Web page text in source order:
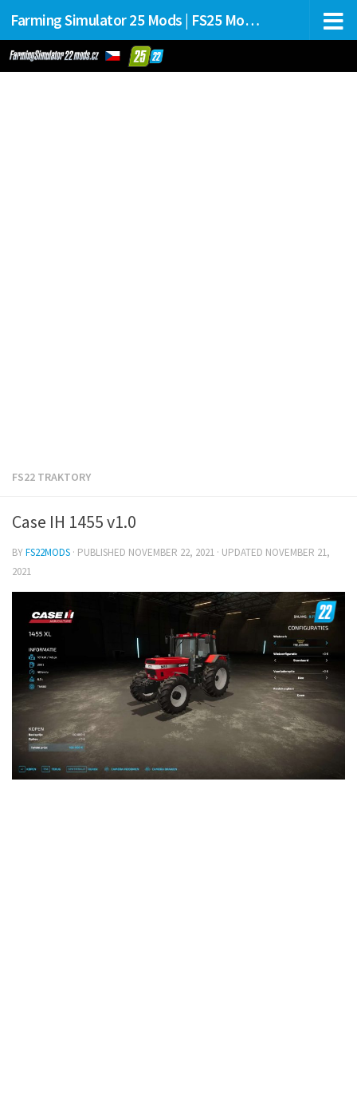
Farming Simulator 25 Mods | FS25 Mods Stahování
FS22 TRAKTORY
Case IH 1455 v1.0
BYFS22MODS · PUBLISHED NOVEMBER 22, 2021 · UPDATED NOVEMBER 21,
2021